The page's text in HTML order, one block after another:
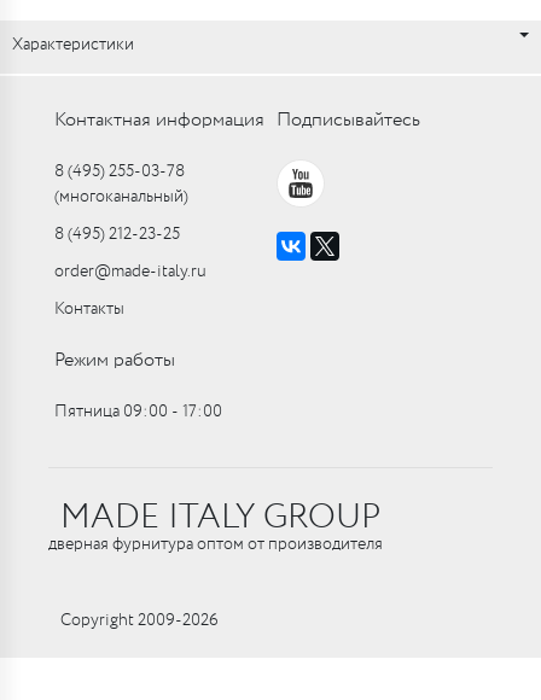
Характеристики
Контактная информация
8 (495) 255-03-78
(многоканальный)
8 (495) 212-23-25
order@made-italy.ru
Контакты
Подписывайтесь
Режим работы
Пятница 09:00 ‑ 17:00
MADE ITALY GROUP
дверная фурнитура оптом от производителя
Copyright 2009-2026